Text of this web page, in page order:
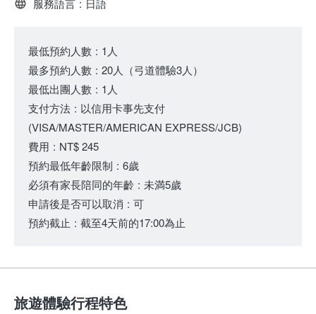
服務語言 : 日語
最低預約人數 : 1人
最多預約人數 : 20人 （弓道體驗3人）
最低出團人數 : 1人
支付方法 : 以信用卡事先支付
(VISA/MASTER/AMERICAN EXPRESS/JCB)
費用 : NT$ 245
預約最低年齡限制 : 6歲
必須有家長陪同的年齡 : 未満5歲
申請後是否可以取消 : 可
預約截止 : 截至4天前的17:00為止
旅遊體驗行程特色